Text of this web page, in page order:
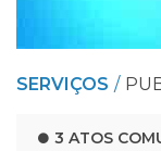
SERVIÇOS
3 ATOS